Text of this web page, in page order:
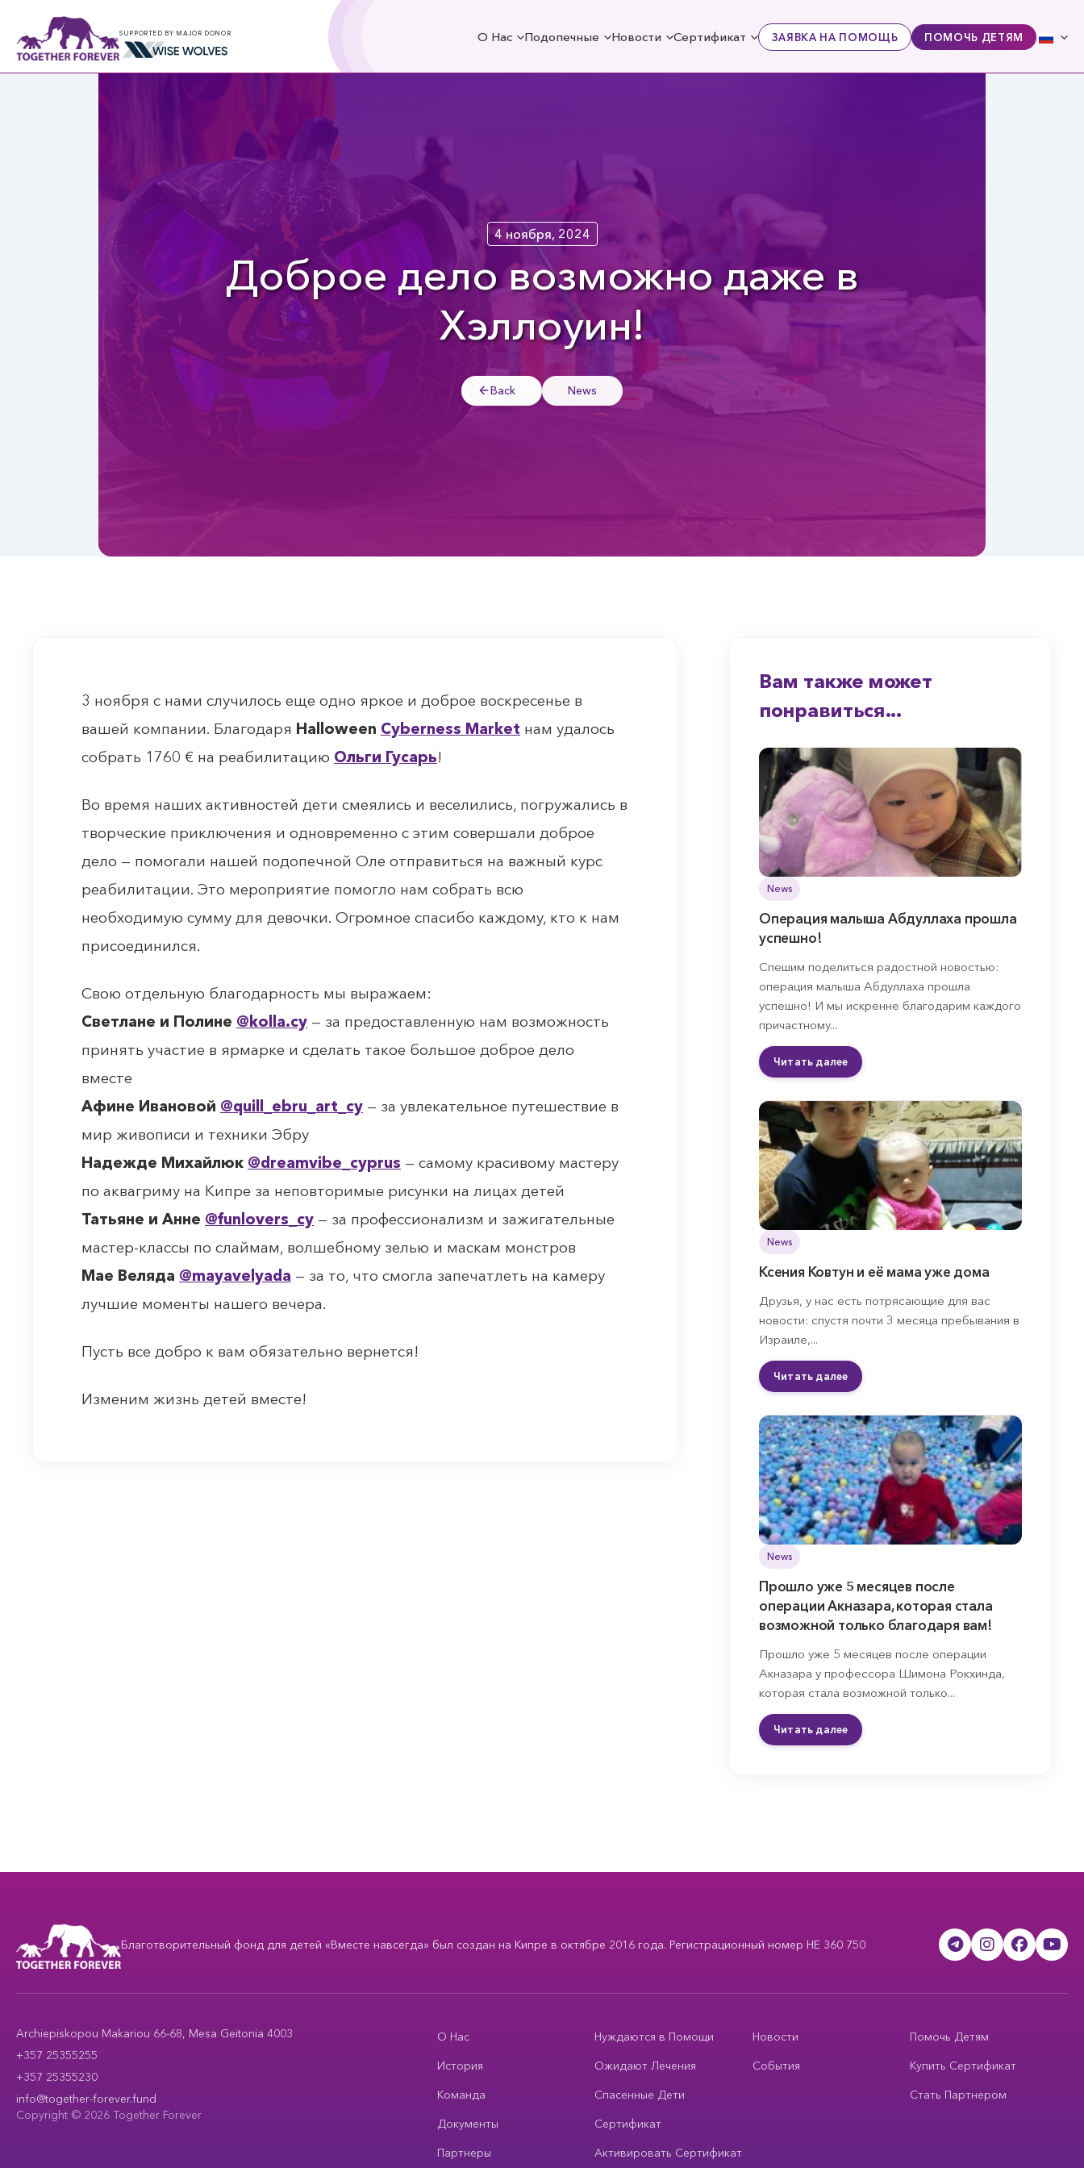
SUPPORTED BY MAJOR DONOR О Нас Подопечные Новости Сертификат ЗАЯВКА НА ПОМОЩЬ ПОМОЧЬ ДЕТЯМ
4 ноября, 2024
Доброе дело возможно даже в
Хэллоуин!
Back News
3 ноября с нами случилось еще одно яркое и доброе воскресенье в
вашей компании. Благодаря Halloween Cyberness Market нам удалось
собрать 1760 € на реабилитацию Ольги Гусарь!
Во время наших активностей дети смеялись и веселились, погружались в
творческие приключения и одновременно с этим совершали доброе
дело — помогали нашей подопечной Оле отправиться на важный курс
реабилитации. Это мероприятие помогло нам собрать всю
необходимую сумму для девочки. Огромное спасибо каждому, кто к нам
присоединился.
Свою отдельную благодарность мы выражаем:
Светлане и Полине @kolla.cy — за предоставленную нам возможность
принять участие в ярмарке и сделать такое большое доброе дело
вместе
Афине Ивановой @quill_ebru_art_cy — за увлекательное путешествие в
мир живописи и техники Эбру
Надежде Михайлюк @dreamvibe_cyprus — самому красивому мастеру
по аквагриму на Кипре за неповторимые рисунки на лицах детей
Татьяне и Анне @funlovers_cy — за профессионализм и зажигательные
мастер-классы по слаймам, волшебному зелью и маскам монстров
Мае Веляда @mayavelyada — за то, что смогла запечатлеть на камеру
лучшие моменты нашего вечера.⠀
Пусть все добро к вам обязательно вернется!
Изменим жизнь детей вместе!
Вам также может
понравиться...
News
Операция малыша Абдуллаха прошла
успешно!
Спешим поделиться радостной новостью:
операция малыша Абдуллаха прошла
успешно! И мы искренне благодарим каждого
причастному...
Читать далее
News
Ксения Ковтун и её мама уже дома
Друзья, у нас есть потрясающие для вас
новости: спустя почти 3 месяца пребывания в
Израиле,...
Читать далее
News
Прошло уже 5 месяцев после
операции Акназара, которая стала
возможной только благодаря вам!
Прошло уже 5 месяцев после операции
Акназара у профессора Шимона Рокхинда,
которая стала возможной только...
Читать далее
Благотворительный фонд для детей «Вместе навсегда» был создан на Кипре в октябре 2016 года. Регистрационный номер HE 360 750
Archiepiskopou Makariou 66-68, Mesa Geitonia 4003
+357 25355255
+357 25355230
info@together-forever.fund
Copyright © 2026 Together Forever
О Нас
История
Команда
Документы
Партнеры
Нуждаются в Помощи
Ожидают Лечения
Спасенные Дети
Сертификат
Активировать Сертификат
Новости
События
Помочь Детям
Купить Сертификат
Стать Партнером